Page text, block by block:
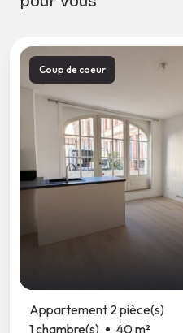
Coup de coeur
Appartement 2 pièce(s)
1 chambre(s)
40 m²